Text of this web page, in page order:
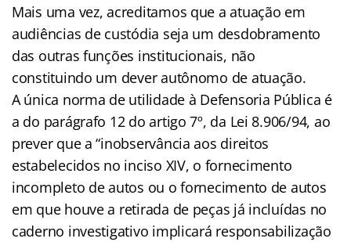
Mais uma vez, acreditamos que a atuação em
audiências de custódia seja um desdobramento
das outras funções institucionais, não
constituindo um dever autônomo de atuação.
A única norma de utilidade à Defensoria Pública é
a do parágrafo 12 do artigo 7º, da Lei 8.906/94, ao
prever que a “inobservância aos direitos
estabelecidos no inciso XIV, o fornecimento
incompleto de autos ou o fornecimento de autos
em que houve a retirada de peças já incluídas no
caderno investigativo implicará responsabilização